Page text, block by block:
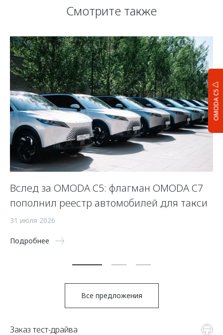
OMODA C5
Смотрите также
Вслед за OMODA C5: флагман OMODA C7
пополнил реестр автомобилей для такси
31 июля 2026
Подробнее
Все предложения
Заказ тест-драйва